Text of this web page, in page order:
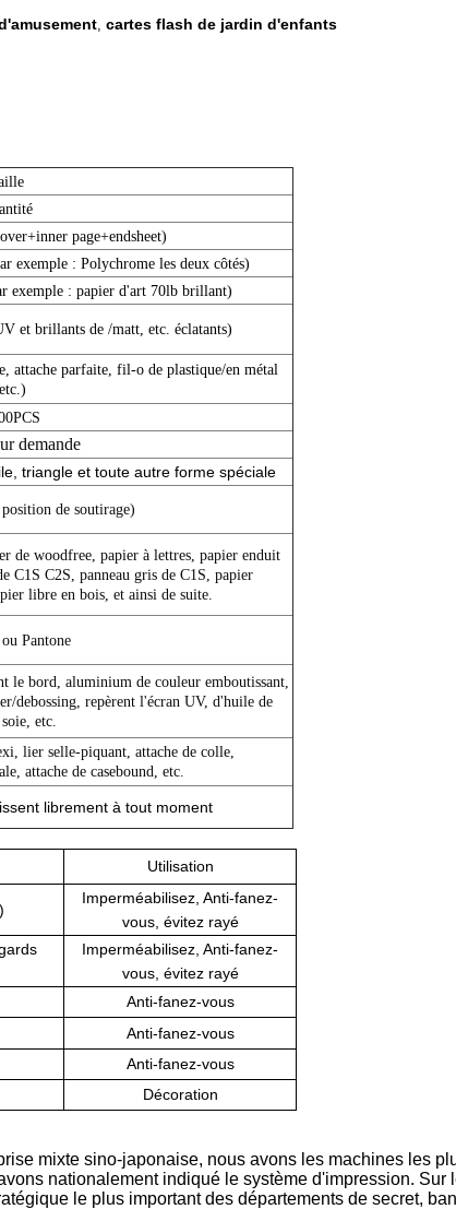
, cartes flash de jardin d'enfants
page+endsheet)
exemple : Polychrome les deux côtés)
exemple : papier d'art 70lb brillant)
et brillants de /matt, etc. éclatants)
attache parfaite, fil-o de plastique/en métal
demande
triangle et toute autre forme spéciale
de soutirage)
de woodfree, papier à lettres, papierenduit
C1S C2S, panneau gris de C1S, papier
libre en bois, et ainsi de suite.
Pantone
le bord, aluminium de couleur emboutissant,
debossing, repèrent l'écran UV, d'huile de
etc.
lier selle-piquant, attache de colle,
attache de casebound, etc.
librement à tout moment
Utilisation
Imperméabilisez, Anti-fanez-
vous, évitez rayé
Imperméabilisez, Anti-fanez-
vous, évitez rayé
Anti-fanez-vous
Anti-fanez-vous
Anti-fanez-vous
Décoration
mixte sino-japonaise, nous avons les machines les
nationalement indiqué le système d'impression.
le plus important des départements de secret,